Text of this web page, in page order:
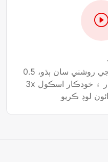
پليئر کي دٻايو ۽ لفظن جي روشني سان ٻڌو، 0.5x کان
3x تائين ترتيب ڏنل رفتار ۽ خودڪار اسڪول. MP3 يا